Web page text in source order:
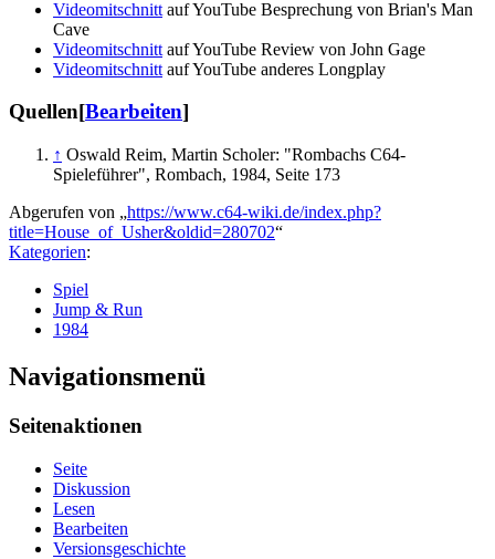
Videomitschnitt auf YouTube Besprechung von Brian's Man
Cave
Videomitschnitt auf YouTube Review von John Gage
Videomitschnitt auf YouTube anderes Longplay
Quellen[Bearbeiten]
↑ Oswald Reim, Martin Scholer: "Rombachs C64-
Spieleführer", Rombach, 1984, Seite 173
Abgerufen von „https://www.c64-wiki.de/index.php?
title=House_of_Usher&oldid=280702“
Kategorien:
Spiel
Jump & Run
1984
Navigationsmenü
Seitenaktionen
Seite
Diskussion
Lesen
Bearbeiten
Versionsgeschichte